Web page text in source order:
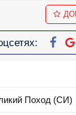
Поход (СИ)